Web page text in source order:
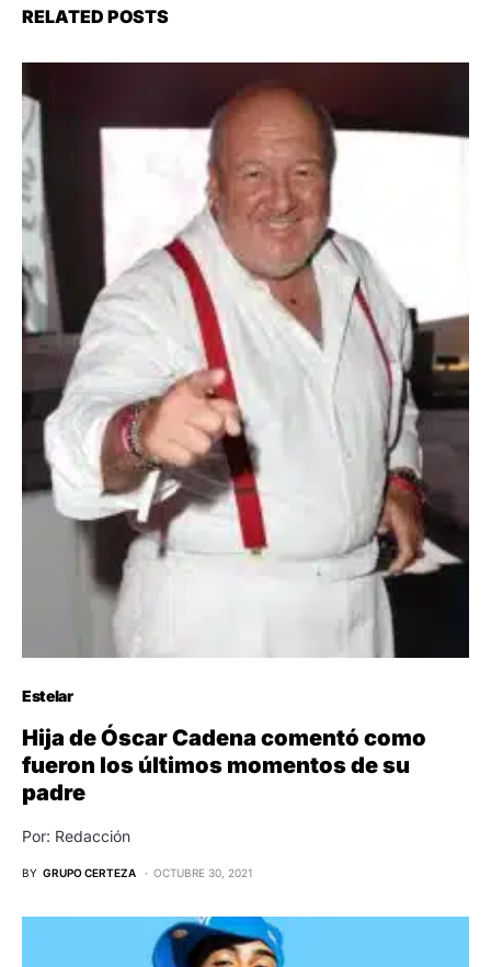
RELATED POSTS
Estelar
Hija de Óscar Cadena comentó como
fueron los últimos momentos de su
padre
Por: Redacción
BY GRUPO CERTEZA OCTUBRE 30, 2021